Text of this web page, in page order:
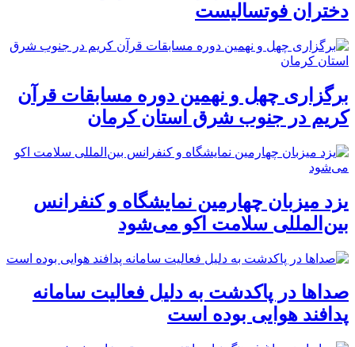
دختران فوتسالیست
برگزاری چهل و نهمین دوره مسابقات قرآن
کریم در جنوب شرق استان کرمان
یزد میزبان چهارمین نمایشگاه و کنفرانس
بین‌المللی سلامت اکو می‌شود
صداها در پاکدشت به دلیل فعالیت سامانه
پدافند هوایی بوده است